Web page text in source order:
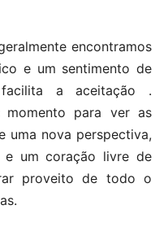
encontramos
e um sentimento de
a aceitação .
momento para ver as
uma nova perspectiva,
e um coração livre de
proveito de todo o